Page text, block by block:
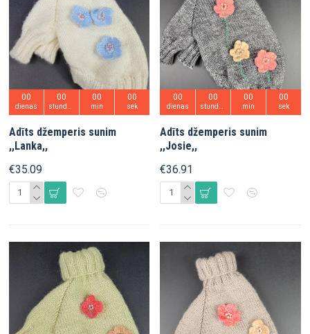
00
dienas
00 00
min
00
sek
Adīts džemperis sunim
,,Lanka,,
€35.09
00
dienas
00 00
min
00
sek
Adīts džemperis sunim
,,Josie,,
€36.91